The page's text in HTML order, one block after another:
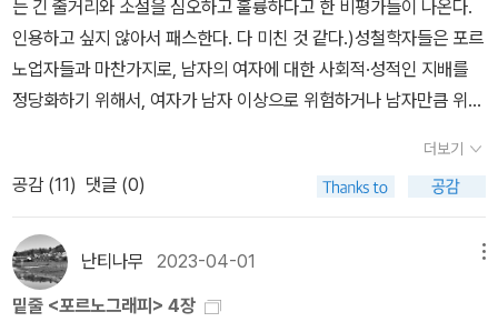
음부터 거들떠보지도 않은 것이다. 포르노 옹호자들은 <일화 같다>
는 말을 오용하면서 여성들의 이야기는 만들어진 이야기다, 사소하고
하찮으며 지엽적인 것을 크게 부풀린 것이며, 결국 그런 것을 이야기
하는 여성 자신의 인격에 결함이 있는 증거밖에 안 된다고 의미부여
에서 도대체 인간은 무엇을 할 수 있을까? (-) 일어난 일들 그 자체가
바로 인간경험이다. 여기에서 <인간>이라는 말은 중요하다. 만약 여
성을 인간으로 평가한다면, 사람들은 자신에 대한 인간적 배려를 거
절할 만한 여성으로부터 눈을 떼고, 진지하게 여성의 이야기를 듣는
것을 거절할 수 없게 된다. 만약 그렇지 않을 경우, 그 거절의 책임을
녀의 상사인 대법관 후보 클래런스 토머스가 그녀를 성희롱했다고 증
언했다. 힐은 그의 제안을 거부했는데도 그가 집요하게 수간, 그룹 섹
스, 강간 이야기를 했다고 주장했다. (...)토머스가 일어나서 ' 잘나가
레비전 시청자들은 화면에 시선을 집중했다. 사법위원회의 공화당 의
원들은 기이하게도 힐에게 반대하며 영화 [엑소시스트]를 상기시켰
고, 그녀가 증언한 그의 빈정거리는 발언이 그녀가 상상으로 꾸며낸
것이 틀림없다고 넌지시 주장하려고 그녀의 '성욕이상증'을 언급하기
도 했다. 372이 사건은 1991년 미국에서 있었던 일이다. 하지만 많
은 여성들은 33년이 지난 지금도 이런 일들이 낯설지 않다는 사실에
어리얼>에이드리언 리치 <문턱 너머 저편> - <세상 바꾸기> <며느
리의 스냅 사진들> 4장 성 혁명과 베트남전쟁글로리아 스타이넘 <
남자가 월경을 한다면> 수전 손택 <해석에 반대한다>수전 손택 <급
진적 의지의 스타일> - <미국에서 일어나고 있는 일> <하노이 여행
> 조앤 디디온 <베들레헴을 향해 웅크리다>앤 코에트 <버자이너 오
르가슴 신화 The Myth of the Virginal Orgasm> - 실려있는 건
저항하다케이트 밀렛 <성 정치학>에이드리언 리치 <우리 죽은 자들
이 깨어날 때>수전 손택 <급진적 의지의 스타일> - <포르노그래피
적 상상력>수전 손택 <우울한 열정> - <매혹적인 파시즘>수전 손택
는 긴 줄거리와 소설을 심오하고 훌륭하다고 한 비평가들이 나온다.
인용하고 싶지 않아서 패스한다. 다 미친 것 같다.)성철학자들은 포르
노업자들과 마찬가지로, 남자의 여자에 대한 사회적·성적인 지배를
정당화하기 위해서, 여자가 남자 이상으로 위험하거나 남자만큼 위험
자에 의해서 관리되고, 남자에게 쾌락을 주기 위하여 조작될 수도 있
다. 남자의 시스템에서 지배는 쾌락이다. 동시에 만족하기 위하여 필
요한 것은, 여자는 남자들에게 통제받는 것이 아니라 자유롭게 행동
하고 있다는 환상이다.- P219사진은 또한 강간의 기록이다. 여자들
을 배치하고 사용하였을 적에, 제1의 강간이 실현되었고, 그후에 독자
가 사진을 소비할 때마다, 강간은 되풀이된다. ......수잔 브로거가 적
더보기
공감 (11) 댓글 (0)
난티나무 2023-04-01
밑줄 <포르노그래피> 4장